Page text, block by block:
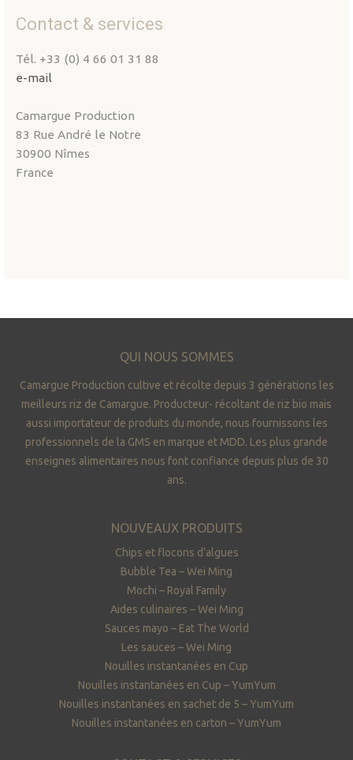
Contact & services
Tél. +33 (0) 4 66 01 31 88
e-mail
Camargue Production
83 Rue André le Notre
30900 Nîmes
France
QUI NOUS SOMMES
Camargue Production cultive et récolte depuis 3 générations les
meilleurs riz de Camargue. Producteur- récoltant de riz bio mais
aussi importateur de produits du monde, nous fournissons les
professionnels de la GMS en marque et MDD. Les plus grande
enseignes alimentaires nous font confiance depuis plus de 30
ans.
NOUVEAUX PRODUITS
Chips et flocons d’algues
Bubble Tea – Wei Ming
Mochi – Royal Family
Aides culinaires – Wei Ming
Sauces mayo – Eat The World
Les sauces – Wei Ming
Nouilles instantanées en Cup
Nouilles instantanées en Cup – YumYum
Nouilles instantanées en sachet de 5 – YumYum
Nouilles instantanées en carton – YumYum